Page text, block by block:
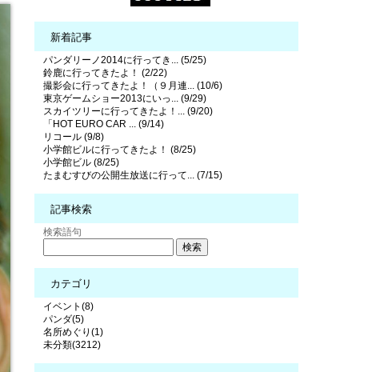
新着記事
パンダリーノ2014に行ってき... (5/25)
鈴鹿に行ってきたよ！ (2/22)
撮影会に行ってきたよ！（９月連... (10/6)
東京ゲームショー2013にいっ... (9/29)
スカイツリーに行ってきたよ！... (9/20)
「HOT EURO CAR ... (9/14)
リコール (9/8)
小学館ビルに行ってきたよ！ (8/25)
小学館ビル (8/25)
たまむすびの公開生放送に行って... (7/15)
記事検索
検索語句
カテゴリ
イベント(8)
パンダ(5)
名所めぐり(1)
未分類(3212)